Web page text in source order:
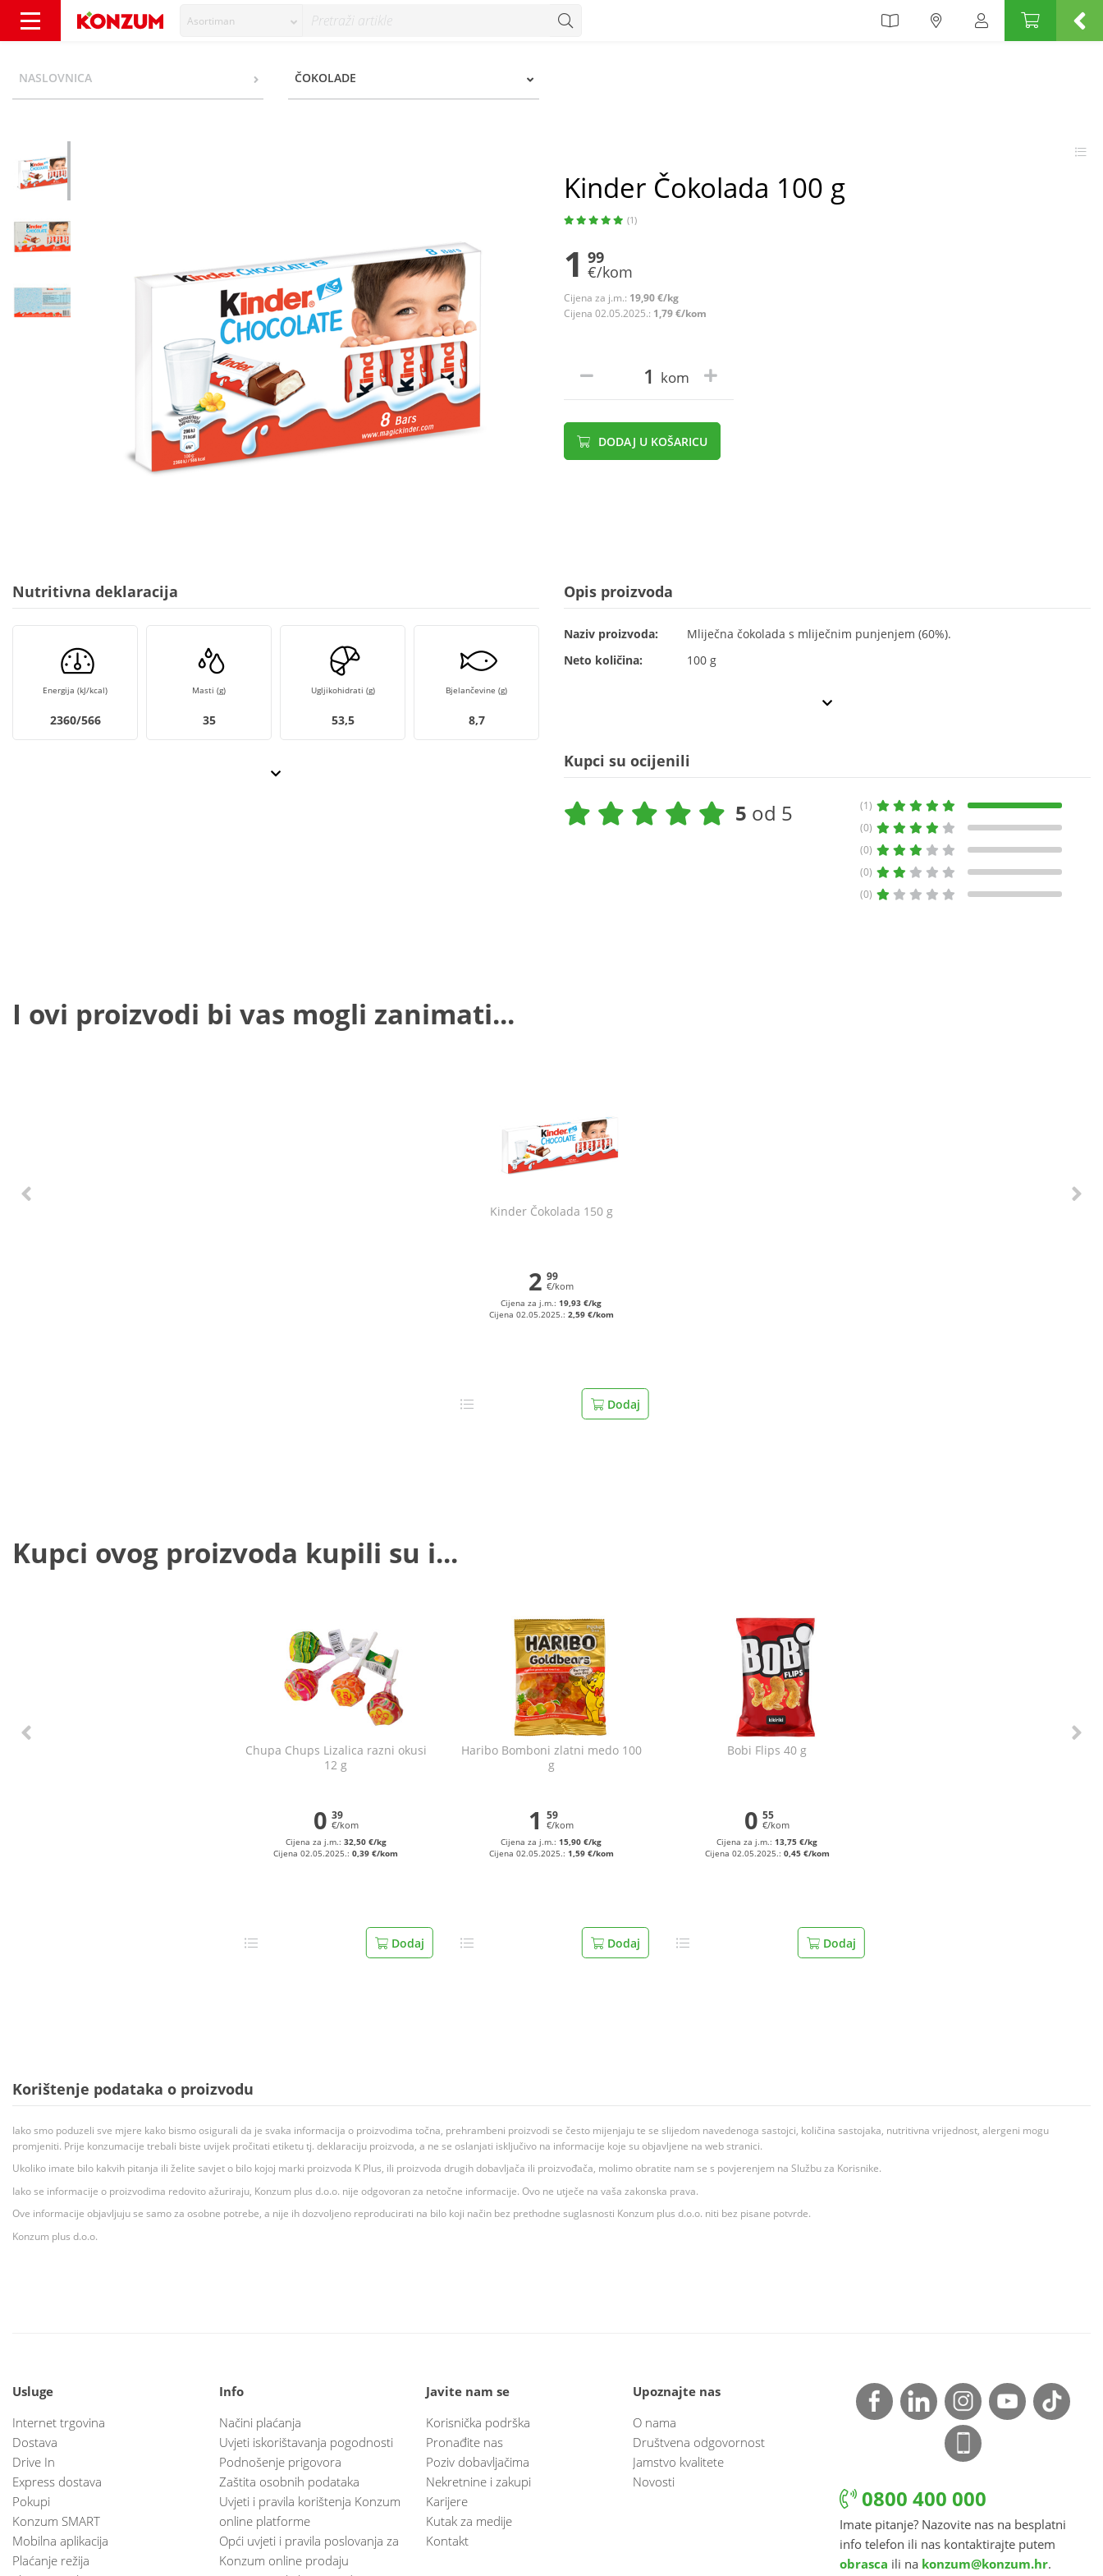
Asortiman
NASLOVNICA ČOKOLADE
Kinder Čokolada 100 g
(1)
1 99
€/kom
Cijena za j.m.: 19,90 €/kg
Cijena 02.05.2025.: 1,79 €/kom
kom
DODAJ U KOŠARICU
Nutritivna deklaracija
Energija (kJ/kcal)
2360/566
Masti (g)
35
Ugljikohidrati (g)
53,5
Bjelančevine (g)
8,7
Opis proizvoda
Naziv proizvoda:
Mliječna čokolada s mliječnim punjenjem (60%).
Neto količina:
100 g
Kupci su ocijenili
5 od 5
(1)
(0)
(0)
(0)
(0)
I ovi proizvodi bi vas mogli zanimati...
Kinder Čokolada 150 g
2 99
€/kom
Cijena za j.m.:19,93 €/kg
Cijena 02.05.2025.: 2,59 €/kom
Dodaj
Kupci ovog proizvoda kupili su i...
Chupa Chups Lizalica razni okusi
12 g
0 39
€/kom
Cijena za j.m.: 32,50 €/kg
Cijena 02.05.2025.:0,39 €/kom
Dodaj
Haribo Bomboni zlatni medo 100
g
1 59
€/kom
Cijena za j.m.:15,90 €/kg
Cijena 02.05.2025.: 1,59 €/kom
Dodaj
Bobi Flips 40 g
0 55
€/kom
Cijena za j.m.:13,75 €/kg
Cijena 02.05.2025.: 0,45 €/kom
Dodaj
Korištenje podataka o proizvodu
Iako smo poduzeli sve mjere kako bismo osigurali da je svaka informacija o proizvodima točna, prehrambeni proizvodi se često mijenjaju te se slijedom navedenoga sastojci, količina sastojaka, nutritivna vrijednost, alergeni mogu
promjeniti. Prije konzumacije trebali biste uvijek pročitati etiketu tj. deklaraciju proizvoda, a ne se oslanjati isključivo na informacije koje su objavljene na web stranici.
Ukoliko imate bilo kakvih pitanja ili želite savjet o bilo kojoj marki proizvoda K Plus, ili proizvoda drugih dobavljača ili proizvođača, molimo obratite nam se s povjerenjem na Službu za Korisnike.
Iako se informacije o proizvodima redovito ažuriraju, Konzum plus d.o.o. nije odgovoran za netočne informacije. Ovo ne utječe na vaša zakonska prava.
Ove informacije objavljuju se samo za osobne potrebe, a nije ih dozvoljeno reproducirati na bilo koji način bez prethodne suglasnosti Konzum plus d.o.o. niti bez pisane potvrde.
Konzum plus d.o.o.
Usluge
Internet trgovina
Dostava
Drive In
Express dostava
Pokupi
Konzum SMART
Mobilna aplikacija
Plaćanje režija
Info
Načini plaćanja
Uvjeti iskorištavanja pogodnosti
Podnošenje prigovora
Zaštita osobnih podataka
Uvjeti i pravila korištenja Konzum
online platforme
Opći uvjeti i pravila poslovanja za
Konzum online prodaju
Javite nam se
Korisnička podrška
Pronađite nas
Poziv dobavljačima
Nekretnine i zakupi
Karijere
Kutak za medije
Kontakt
Upoznajte nas
O nama
Društvena odgovornost
Jamstvo kvalitete
Novosti
0800 400 000
Imate pitanje? Nazovite nas na besplatni
info telefon ili nas kontaktirajte putem
obrasca ili na konzum@konzum.hr.